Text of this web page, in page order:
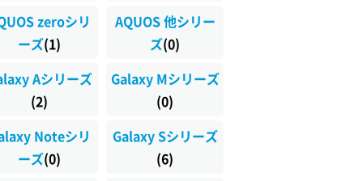
zeroシリ
ーズ(1)
AQUOS 他シリー
ズ(0)
Aシリーズ
(2)
Galaxy Mシリーズ
(0)
Noteシリ
ーズ(0)
Galaxy Sシリーズ
(6)